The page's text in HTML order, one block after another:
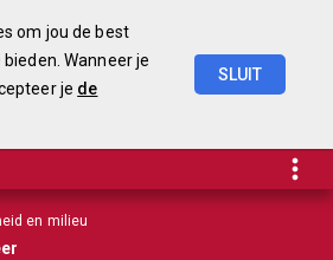
en milieu
om jou de best
Wanneer je
je de
SLUIT